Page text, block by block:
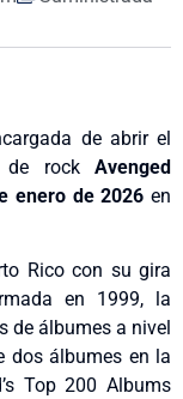
de abrir el
de rock Avenged
enero de 2026 en
Rico con su gira
en 1999, la
de álbumes a nivel
dos álbumes en la
Top 200 Albums